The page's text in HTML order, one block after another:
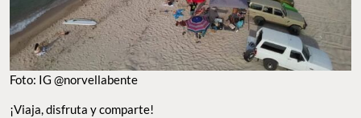
Foto: IG @norvellabente
¡Viaja, disfruta y comparte!